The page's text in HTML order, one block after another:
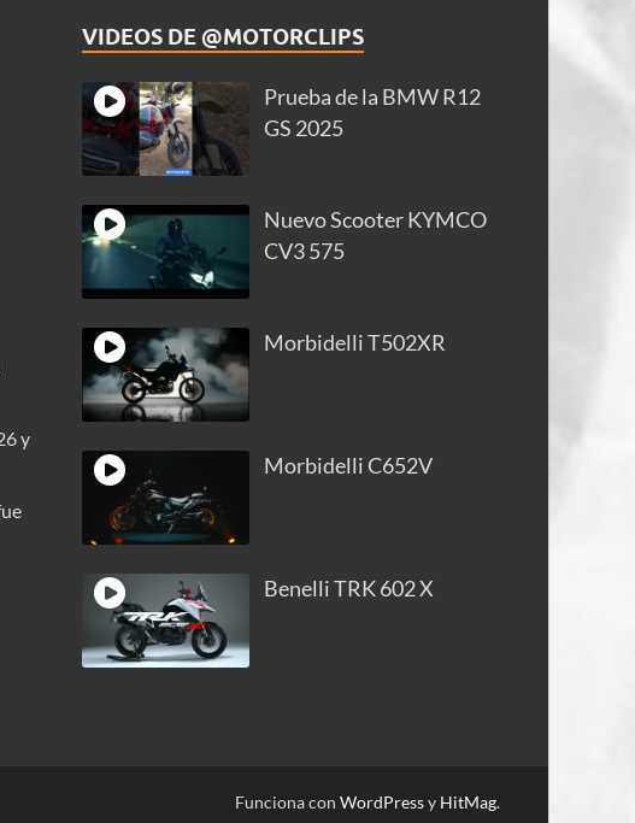
y
VIDEOS DE @MOTORCLIPS
Prueba de la BMW R12
GS 2025
Nuevo Scooter KYMCO
CV3 575
Morbidelli T502XR
Morbidelli C652V
Benelli TRK 602 X
Funciona con WordPressy HitMag.